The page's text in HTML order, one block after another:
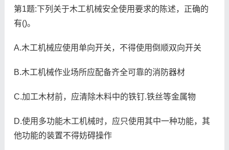
第1题:下列关于木工机械安全使用要求的陈述，正确的
有()。
A.木工机械应使用单向开关，不得使用倒顺双向开关
B.木工机械作业场所应配备齐全可靠的消防器材
C.加工木材前，应清除木料中的铁钉.铁丝等金属物
D.使用多功能木工机械时，应只使用其中一种功能，其
他功能的装置不得妨碍操作